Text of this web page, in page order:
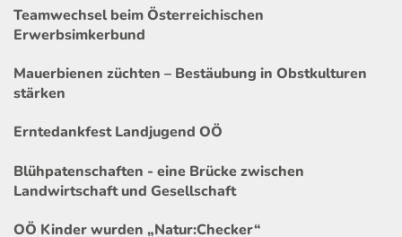
Teamwechsel beim Österreichischen
Erwerbsimkerbund
Mauerbienen züchten – Bestäubung in Obstkulturen
stärken
Erntedankfest Landjugend OÖ
Blühpatenschaften - eine Brücke zwischen
Landwirtschaft und Gesellschaft
OÖ Kinder wurden „Natur:Checker“